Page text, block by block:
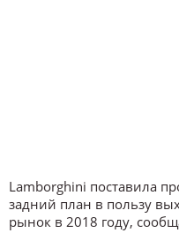
Lamborghini поставила
задний план в пользу
рынок в 2018 году,